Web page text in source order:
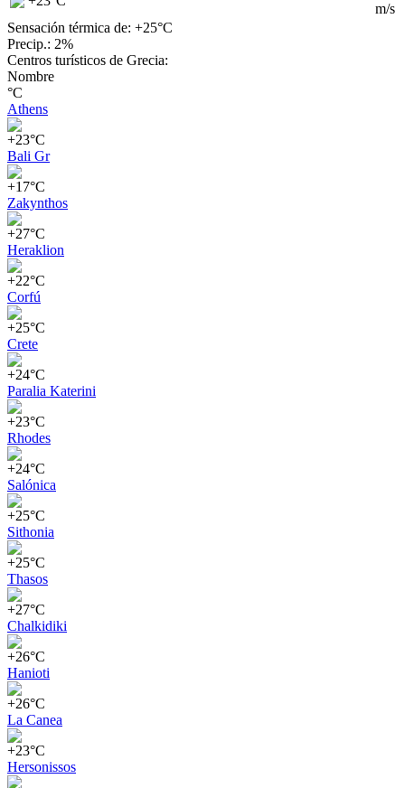
m/s
Sensación térmica de: +25°C
Precip.: 2%
Centros turísticos de Grecia:
Nombre
°C
Athens
+23°C
Bali Gr
+17°C
Zakynthos
+27°C
Heraklion
+22°C
Corfú
+25°C
Crete
+24°C
Paralia Katerini
+23°C
Rhodes
+24°C
Salónica
+25°C
Sithonia
+25°C
Thasos
+27°C
Chalkidiki
+26°C
Hanioti
+26°C
La Canea
+23°C
Hersonissos